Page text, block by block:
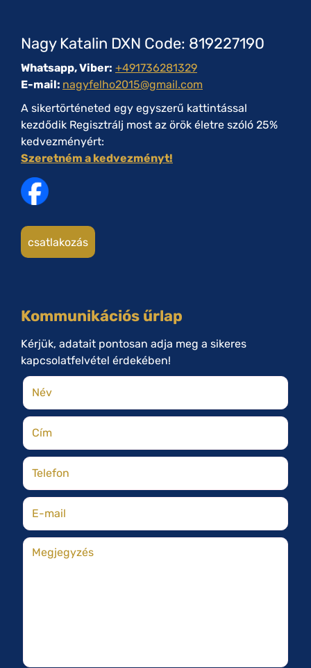
Nagy Katalin DXN Code: 819227190
Whatsapp, Viber: +491736281329
E-mail: nagyfelho2015@gmail.com
A sikertörténeted egy egyszerű kattintással
kezdődik Regisztrálj most az örök életre szóló 25%
kedvezményért:
Szeretném a kedvezményt!
csatlakozás
Kommunikációs űrlap
Kérjük, adatait pontosan adja meg a sikeres
kapcsolatfelvétel érdekében!
Név
Cím
Telefon
E-mail
Megjegyzés